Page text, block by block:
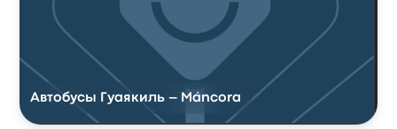
Автобусы Гуаякиль – Máncora